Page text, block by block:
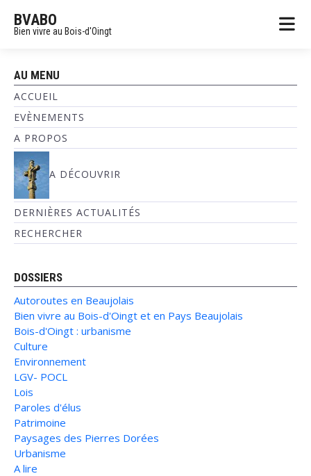
BVABO
Bien vivre au Bois-d'Oingt
AU MENU
ACCUEIL
EVÈNEMENTS
A PROPOS
A DÉCOUVRIR
DERNIÈRES ACTUALITÉS
RECHERCHER
DOSSIERS
Autoroutes en Beaujolais
Bien vivre au Bois-d'Oingt et en Pays Beaujolais
Bois-d'Oingt : urbanisme
Culture
Environnement
LGV- POCL
Lois
Paroles d'élus
Patrimoine
Paysages des Pierres Dorées
Urbanisme
A lire